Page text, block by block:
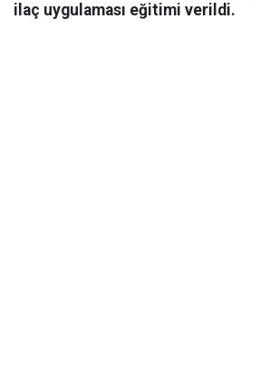
ilaç uygulaması eğitimi verildi.